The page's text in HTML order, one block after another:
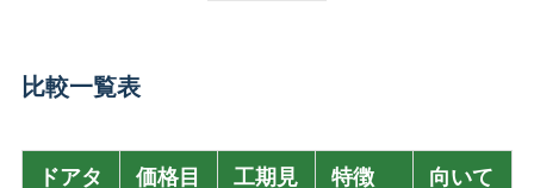
比較一覧表
ドアタ
価格目
工期見
特徴
向いて